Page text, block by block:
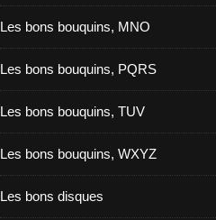
Les bons bouquins, MNO
Les bons bouquins, PQRS
Les bons bouquins, TUV
Les bons bouquins, WXYZ
Les bons disques